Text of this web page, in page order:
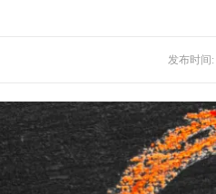
发布时间: